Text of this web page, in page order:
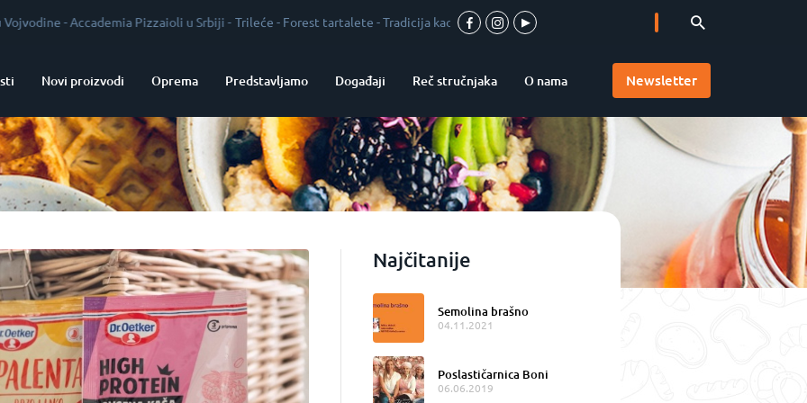
Pizzaioli u Srbiji- Trileće-Forest tartalete -Tradicija kao garant kvaliteta-Vrhunska pica u srcu Vojvodine Accademia Pizzaioli u
Novi proizvodi Oprema Predstavljamo Događaji Reč stručnjaka O nama Newsletter
Najčitanije
Semolina brašno
04.11.2021
Poslastičarnica Boni
06.06.2019